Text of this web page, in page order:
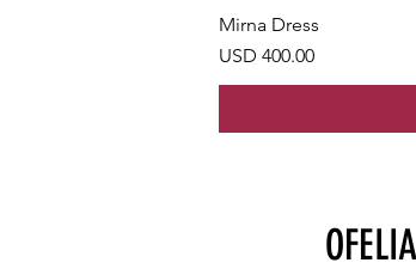
Mirna Dress
Precio
USD 400.00